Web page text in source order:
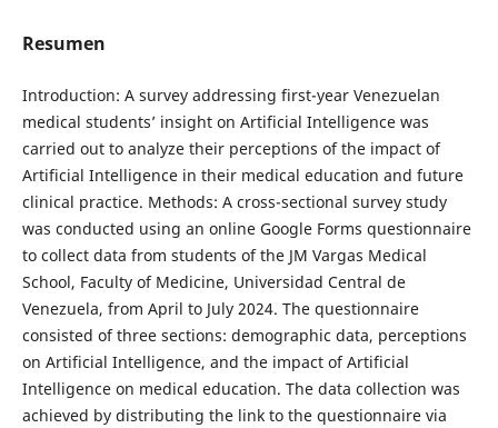
Resumen
Introduction: A survey addressing first-year Venezuelan
medical students’ insight on Artificial Intelligence was
carried out to analyze their perceptions of the impact of
Artificial Intelligence in their medical education and future
clinical practice. Methods: A cross-sectional survey study
was conducted using an online Google Forms questionnaire
to collect data from students of the JM Vargas Medical
School, Faculty of Medicine, Universidad Central de
Venezuela, from April to July 2024. The questionnaire
consisted of three sections: demographic data, perceptions
on Artificial Intelligence, and the impact of Artificial
Intelligence on medical education. The data collection was
achieved by distributing the link to the questionnaire via